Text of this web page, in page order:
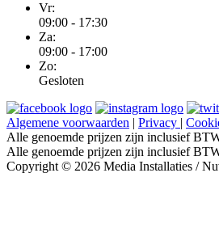
Vr:
09:00 - 17:30
Za:
09:00 - 17:00
Zo:
Gesloten
Algemene voorwaarden | Privacy |
Alle genoemde prijzen zijn inclusief
Alle genoemde prijzen zijn inclusief
Copyright © 2026 Media Installaties /